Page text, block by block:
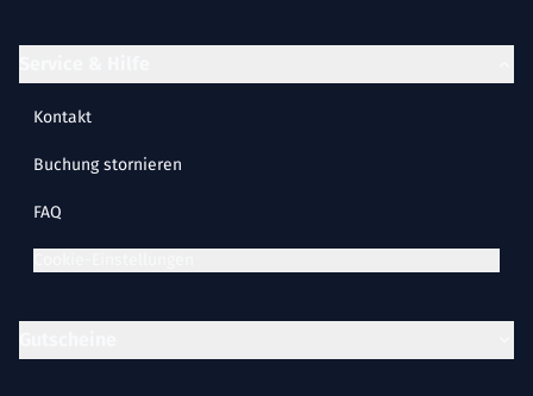
Kontakt
Buchung stornieren
FAQ